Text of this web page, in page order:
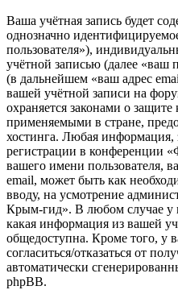
Ваша учётная запись будет
однозначно
пользователя»),
учётной записью (далее «ваш
(в дальнейшем «ваш адрес
вашей учётной записи на
охраняется законами о
применяемыми в стране,
хостинга. Любая информация,
регистрации в конференции
вашего имени пользователя,
email, может быть как
вводу, на усмотрение
Крым-гид». В любом случае у
какая информация из вашей
общедоступна. Кроме того, у
согласиться/отказаться от
автоматически
phpBB.